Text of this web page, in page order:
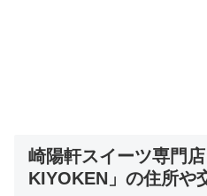
崎陽軒スイーツ専門
KIYOKEN」の住所や